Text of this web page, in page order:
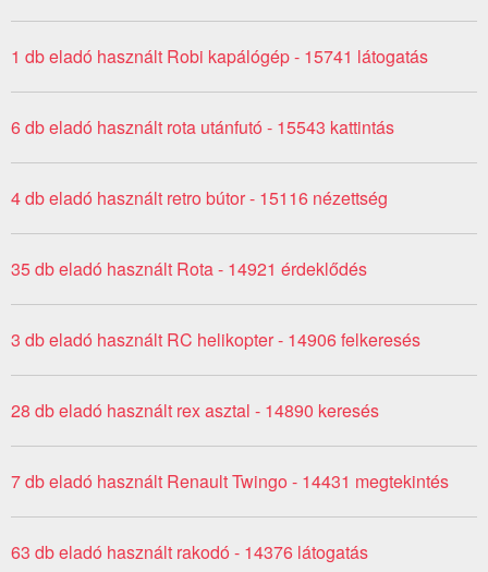
1 db eladó használt Robi kapálógép - 15741 látogatás
6 db eladó használt rota utánfutó - 15543 kattintás
4 db eladó használt retro bútor - 15116 nézettség
35 db eladó használt Rota - 14921 érdeklődés
3 db eladó használt RC helikopter - 14906 felkeresés
28 db eladó használt rex asztal - 14890 keresés
7 db eladó használt Renault Twingo - 14431 megtekintés
63 db eladó használt rakodó - 14376 látogatás